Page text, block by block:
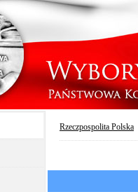
Rzeczpospolita Polska